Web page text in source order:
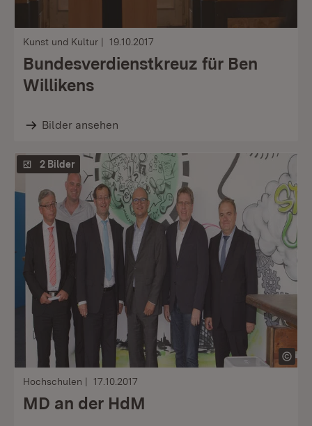
Kunst und Kultur 19.10.2017
Bundesverdienstkreuz für Ben
Willikens
Bilder ansehen
2 Bilder
Hochschulen 17.10.2017
MD an der HdM